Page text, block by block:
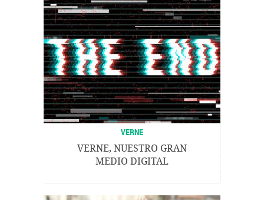
VERNE
VERNE, NUESTRO GRAN
MEDIO DIGITAL